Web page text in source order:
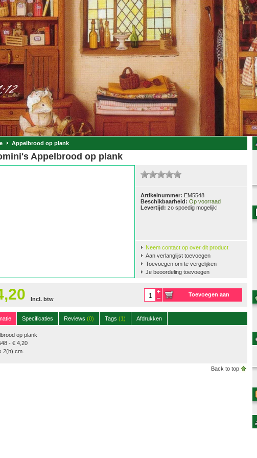
Appelbrood op plank
Appelbrood op plank
Artikelnummer: EM5548
Beschikbaarheid: Op voorraad
Levertijd: zo spoedig mogelijk!
Neem contact op over dit product
Aan verlanglijst toevoegen
Toevoegen om te vergelijken
Je beoordeling toevoegen
Incl. btw
Toevoegen aan
Specificaties Reviews (0) Tags (1) Afdrukken
op plank
- € 4,20
2(h) cm.
Back to top